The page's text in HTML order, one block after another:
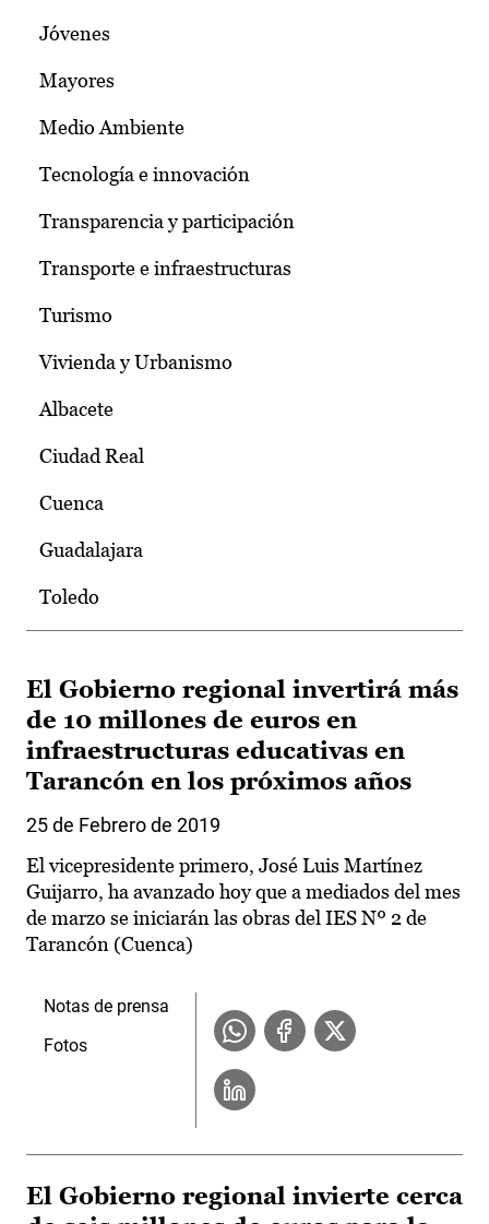
Jóvenes
Mayores
Medio Ambiente
Tecnología e innovación
Transparencia y participación
Transporte e infraestructuras
Turismo
Vivienda y Urbanismo
Albacete
Ciudad Real
Cuenca
Guadalajara
Toledo
El Gobierno regional invertirá más
de 10 millones de euros en
infraestructuras educativas en
Tarancón en los próximos años
25 de Febrero de 2019
El vicepresidente primero, José Luis Martínez
Guijarro, ha avanzado hoy que a mediados del mes
de marzo se iniciarán las obras del IES Nº 2 de
Tarancón (Cuenca)
Notas de prensa
Fotos
El Gobierno regional invierte cerca